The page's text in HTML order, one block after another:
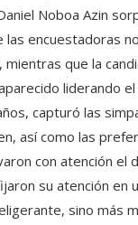
Noboa Azin
las encuestadoras
mientras que la
liderando
capturó las
así como las
con atención el
su atención en
sino más